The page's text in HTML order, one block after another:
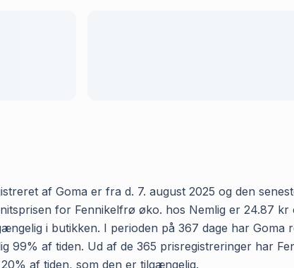
af Goma er fra d. 7. august 2025 og den
for Fennikelfrø øko. hos Nemlig er 24.87 kr
i butikken. I perioden på 367 dage har Goma
99% af tiden. Ud af de 365 prisregistreringer har
af tiden, som den er tilgængelig.